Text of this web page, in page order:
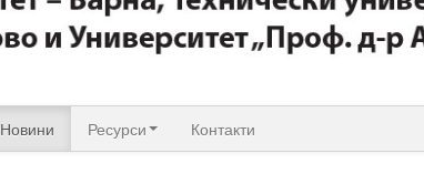
Новини Ресурси Контакти